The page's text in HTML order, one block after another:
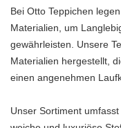
Bei Otto Teppichen
Materialien, um
gewährleisten. Unsere
Materialien hergestellt,
einen angenehmen
Unser Sortiment